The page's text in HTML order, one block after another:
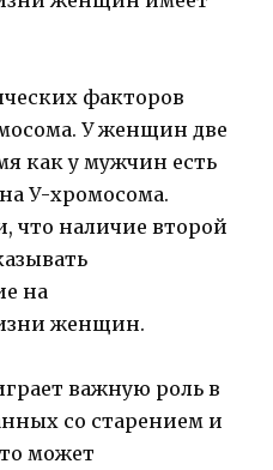
факторов
У женщин две
как у мужчин есть
У-хромосома.
что наличие второй
на
женщин.
важную роль в
со старением и
может